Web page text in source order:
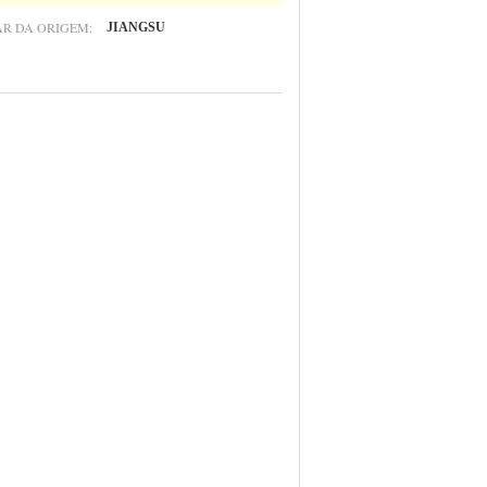
DA ORIGEM: JIANGSU